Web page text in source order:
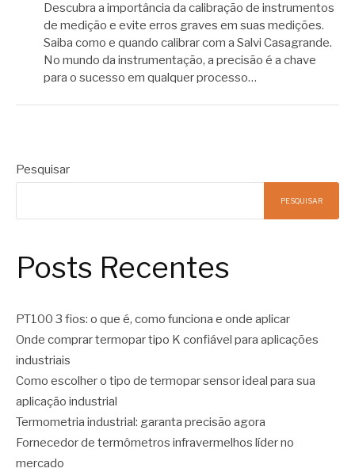
Descubra a importância da calibração de instrumentos
de medição e evite erros graves em suas medições.
Saiba como e quando calibrar com a Salvi Casagrande.
No mundo da instrumentação, a precisão é a chave
para o sucesso em qualquer processo…
Pesquisar
PESQUISAR
Posts Recentes
PT100 3 fios: o que é, como funciona e onde aplicar
Onde comprar termopar tipo K confiável para aplicações
industriais
Como escolher o tipo de termopar sensor ideal para sua
aplicação industrial
Termometria industrial: garanta precisão agora
Fornecedor de termômetros infravermelhos líder no
mercado